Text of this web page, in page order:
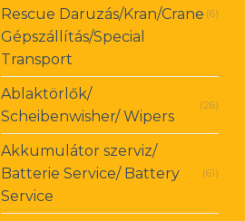
Rescue Daruzás/Kran/Crane
Gépszállítás/Special
Transport
(6)
Ablaktörlők/
Scheibenwisher/ Wipers
(26)
Akkumulátor szerviz/
Batterie Service/ Battery
Service
(61)